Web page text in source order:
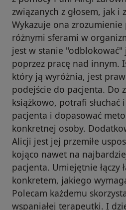
związanych z głosem, jak i
Wykazuje ona zrozumienie
różnymi sferami w
jest w stanie "odblokować"
poprzez pracę nad innym.
który ją wyróżnia, jest
podejście do pacjenta. Do
książkowo, potrafi słuchać
pacjenta i dopasować
konkretnej osoby.
Alicji jest jej przemiłe
kojąco nawet na
pacjenta. Umiejętnie łączy
konkretem, jakiego
Polecam każdemu
wspaniałej terapeutki. I